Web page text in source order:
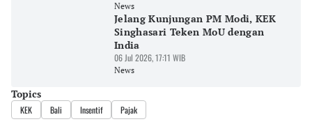
News
Jelang Kunjungan PM Modi, KEK
Singhasari Teken MoU dengan
India
06 Jul 2026, 17:11 WIB
News
Topics
KEK Bali Insentif Pajak